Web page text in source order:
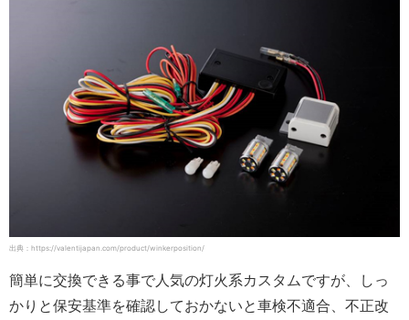
出典：https://valentijapan.com/product/winkerposition/
簡単に交換できる事で人気の灯火系カスタムですが、しっ
かりと保安基準を確認しておかないと車検不適合、不正改